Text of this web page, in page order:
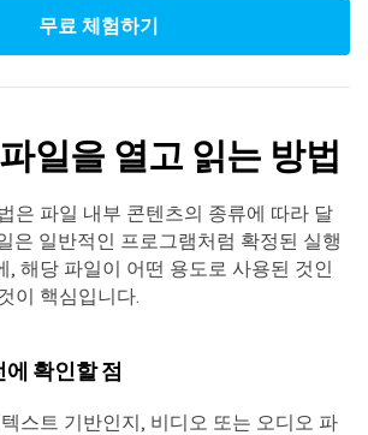
무료 체험하기
일을 열고 읽는 방법
은 파일 내부 콘텐츠의 종류에 따라 달
은 일반적인 프로그램처럼 확정된 실행
, 해당 파일이 어떤 용도로 사용된 것인
이 핵심입니다.
에 확인할 점
스트 기반인지, 비디오 또는 오디오 파